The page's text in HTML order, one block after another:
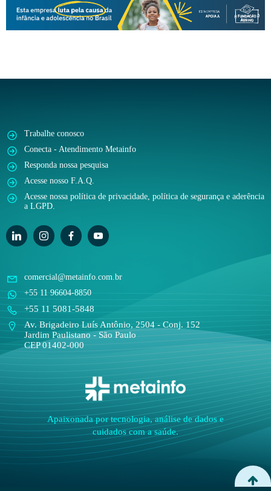
Apaixonada por tecnologia, análise de dados e
cuidados com a saúde.
comercial@metainfo.com.br
+55 11 96604-8850
+55 11 5081-5848
Av. Brigadeiro Luís Antônio, 2504 - Conj. 152
Jardim Paulistano - São Paulo
CEP 01402-000
Trabalhe conosco
Conecta - Atendimento Metainfo
Responda nossa pesquisa
Acesse nosso F.A.Q.
Acesse nossa política de privacidade, política de segurança e aderência
a LGPD.